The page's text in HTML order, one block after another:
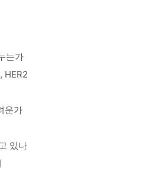
는가
HER2
운가
있나